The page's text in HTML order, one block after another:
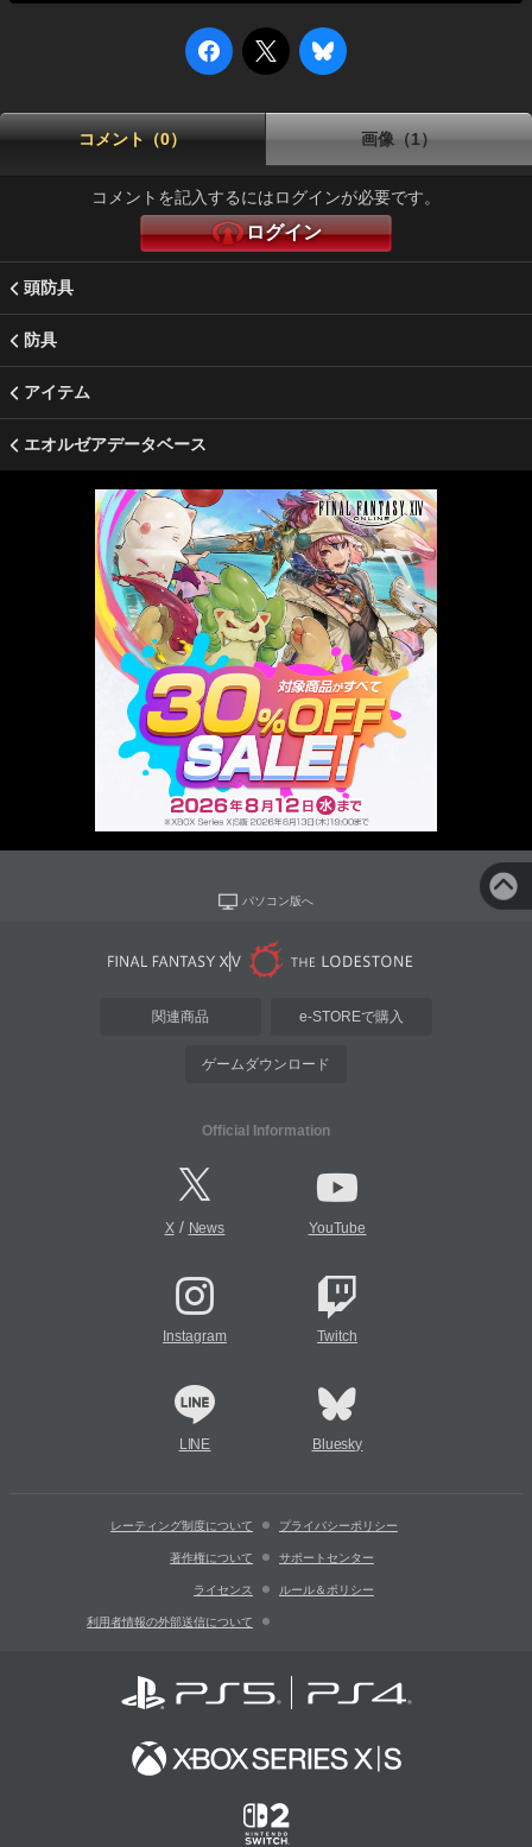
コメント（0） 画像（1）
コメントを記入するにはログインが必要です。
ログイン
頭防具
防具
アイテム
エオルゼアデータベース
パソコン版へ
関連商品 e-STOREで購入
ゲームダウンロード
Official Information
X/ News YouTube
Instagram Twitch
LINE Bluesky
レーティング制度について プライバシーポリシー
著作権について サポートセンター
ライセンス ルール＆ポリシー
利用者情報の外部送信について